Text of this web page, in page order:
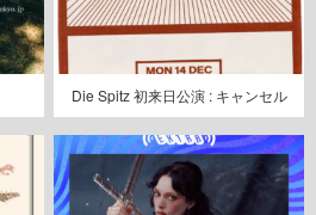
Die Spitz 初来日公演 : キャンセル